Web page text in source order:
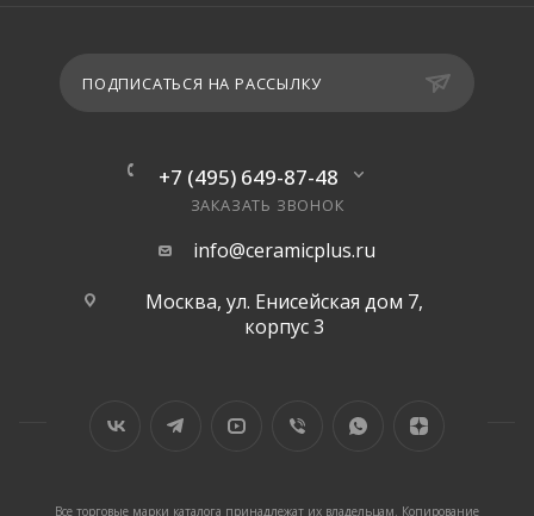
ПОДПИСАТЬСЯ НА РАССЫЛКУ
+7 (495) 649-87-48
ЗАКАЗАТЬ ЗВОНОК
info@ceramicplus.ru
Москва, ул. Енисейская дом 7,
корпус 3
Все торговые марки каталога принадлежат их владельцам. Копирование